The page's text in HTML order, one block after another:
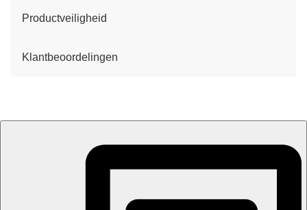
Productveiligheid
Klantbeoordelingen